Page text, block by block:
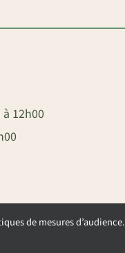
12h00
de mesures d’audience.